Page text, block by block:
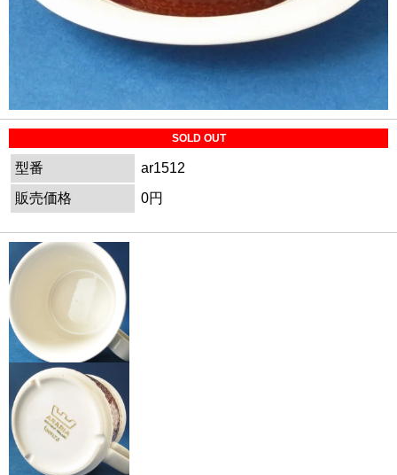
SOLD OUT
型番
ar1512
販売価格
0円